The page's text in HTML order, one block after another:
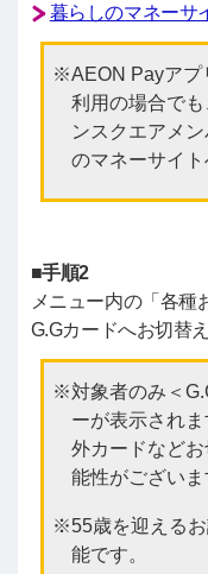
暮らしのマネーサ
AEON Payアプ
利用の場合で
ンスクエアメ
のマネーサイト
■手順2
メニュー内の「各種
G.Gカードへお切替
対象者のみ＜
ーが表示され
外カードなど
能性がございま
55歳を迎える
能です。